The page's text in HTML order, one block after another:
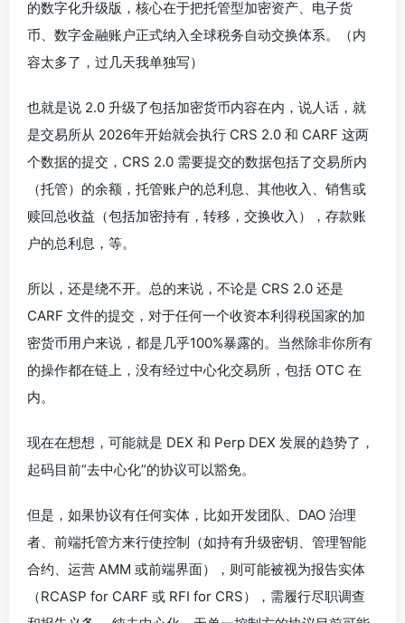
的数字化升级版，核心在于把托管型加密资产、电子货
币、数字金融账户正式纳入全球税务自动交换体系。（内
容太多了，过几天我单独写）
也就是说 2.0 升级了包括加密货币内容在内，说人话，就
是交易所从 2026年开始就会执行 CRS 2.0 和 CARF 这两
个数据的提交，CRS 2.0 需要提交的数据包括了交易所内
（托管）的余额，托管账户的总利息、其他收入、销售或
赎回总收益（包括加密持有，转移，交换收入），存款账
户的总利息，等。
所以，还是绕不开。总的来说，不论是 CRS 2.0 还是
CARF 文件的提交，对于任何一个收资本利得税国家的加
密货币用户来说，都是几乎100%暴露的。当然除非你所有
的操作都在链上，没有经过中心化交易所，包括 OTC 在
内。
现在在想想，可能就是 DEX 和 Perp DEX 发展的趋势了，
起码目前“去中心化”的协议可以豁免。
但是，如果协议有任何实体，比如开发团队、DAO 治理
者、前端托管方来行使控制（如持有升级密钥、管理智能
合约、运营 AMM 或前端界面），则可能被视为报告实体
（RCASP for CARF 或 RFI for CRS），需履行尽职调查